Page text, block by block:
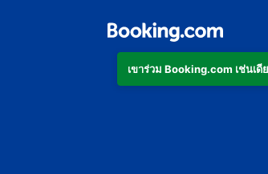
เข้าร่วม Booking.com เช่นเ